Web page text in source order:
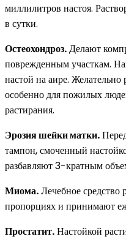
миллилитров настоя.
в сутки.
Остеохондроз.Делают
поврежденным участкам.
настой на аире. Желательно
особенно для пожилых
растирания.
Эрозия шейки матки.
тампон, смоченный
разбавляют 3-кратным
Миома.Лечебное средство
пропорциях и принимают
Простатит.Настойкой